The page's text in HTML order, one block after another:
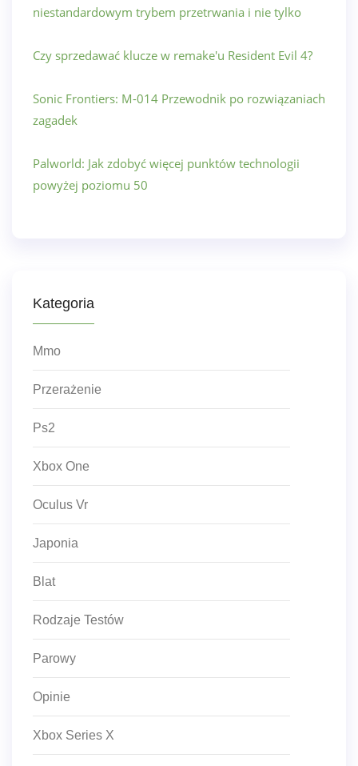
niestandardowym trybem przetrwania i nie tylko
Czy sprzedawać klucze w remake'u Resident Evil 4?
Sonic Frontiers: M-014 Przewodnik po rozwiązaniach
zagadek
Palworld: Jak zdobyć więcej punktów technologii
powyżej poziomu 50
Kategoria
Mmo
Przerażenie
Ps2
Xbox One
Oculus Vr
Japonia
Blat
Rodzaje Testów
Parowy
Opinie
Xbox Series X